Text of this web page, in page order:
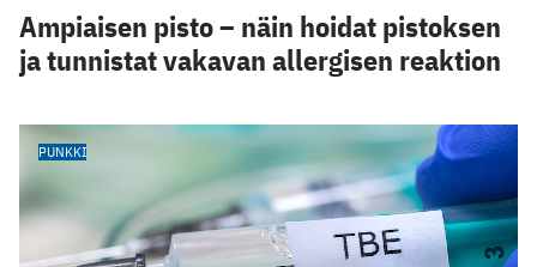
Ampiaisen pisto – näin hoidat pistoksen
ja tunnistat vakavan allergisen reaktion
PUNKKI